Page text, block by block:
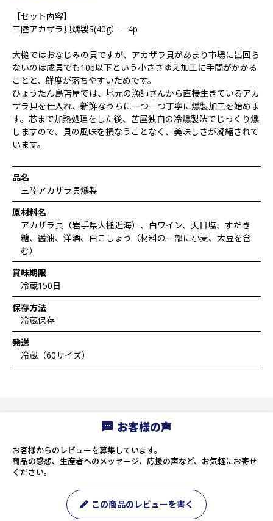
【セット内容】
三陸アカザラ貝燻製S(40g）－4p
大槌ではおなじみの貝ですが、アカザラ貝があまり市場に出回ら
ないのは成貝でも10p以下という小ささゆえ加工に手間がかかる
ことと、鮮度が落ちやすいためです。
ひょうたん島苫屋では、地元の漁師さんから直接生きているアカ
ザラ貝を仕入れ、新鮮なうちに一つ一つ丁寧に燻製加工を始めま
す。芯まで加熱処理をした後、苫屋独自の冷燻製法でじっくり燻
しますので、貝の風味を損なうことなく、美味しさが凝縮されて
います。
品名
三陸アカザラ貝燻製
原材料名
アカザラ貝（岩手県大槌近海）、白ワイン、天日塩、すだき
糖、醤油、洋酒、白こしょう（材料の一部に小麦、大豆を含
む）
賞味期限
冷蔵150日
保存方法
冷蔵保存
発送
冷蔵（60サイズ）
お客様の声
お客様からのレビューを募集しています。
商品の感想、生産者へのメッセージ、応援の声など、お気軽にお寄せ
ください。
この商品のレビューを書く